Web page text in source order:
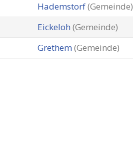
Hademstorf(Gemeinde)
Eickeloh (Gemeinde)
Grethem (Gemeinde)